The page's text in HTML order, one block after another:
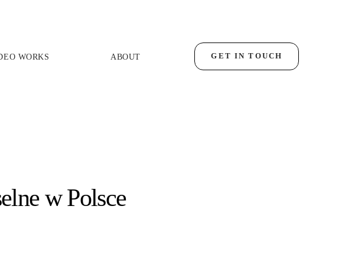
WORKS ABOUT GET IN TOUCH
w Polsce